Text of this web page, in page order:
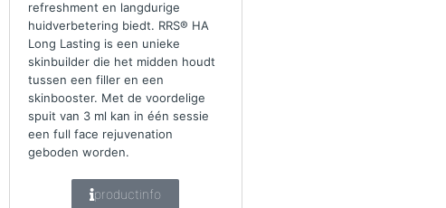
refreshment en langdurige
huidverbetering biedt. RRS® HA
Long Lasting is een unieke
skinbuilder die het midden houdt
tussen een filler en een
skinbooster. Met de voordelige
spuit van 3 ml kan in één sessie
een full face rejuvenation
geboden worden.
productinfo